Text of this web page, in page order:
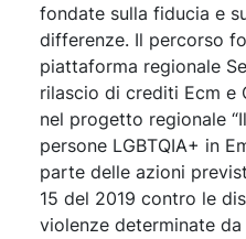
fondate sulla fiducia e
differenze. Il percorso
piattaforma regionale
rilascio di crediti Ecm e
nel progetto regionale
persone LGBTQIA+ in
parte delle azioni
15 del 2019 contro le
violenze determinate